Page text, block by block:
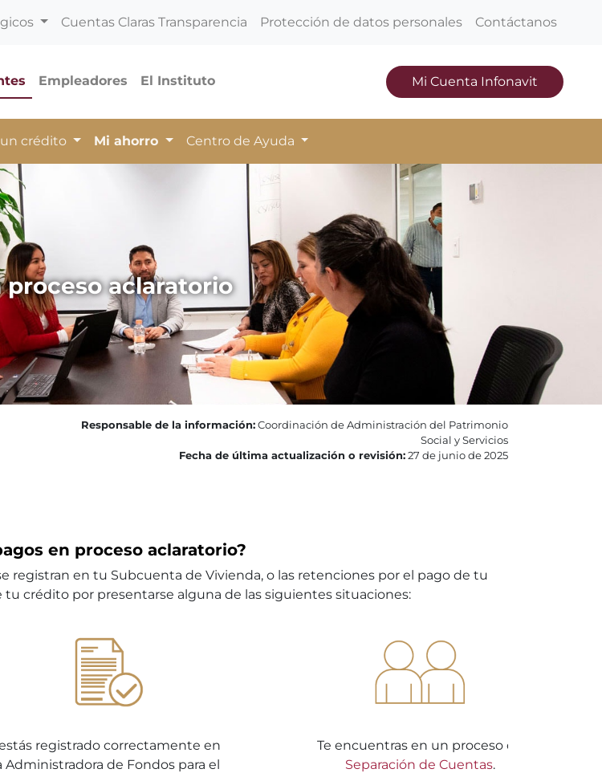
Cuentas Claras Transparencia Protección de datos personales Contáctanos
Empleadores El Instituto Mi Cuenta Infonavit
crédito Mi ahorro Centro de Ayuda
proceso aclaratorio
Responsable de la información: Coordinación de Administración del Patrimonio
Social y Servicios
Fecha de última actualización o revisión: 27 de junio de 2025
en proceso aclaratorio?
registran en tu Subcuenta de Vivienda, o las retenciones por el pago de tu
crédito por presentarse alguna de las siguientes situaciones:
registrado correctamente en
Administradora de Fondos para el
Te encuentras en un proceso de
Separación de Cuentas.